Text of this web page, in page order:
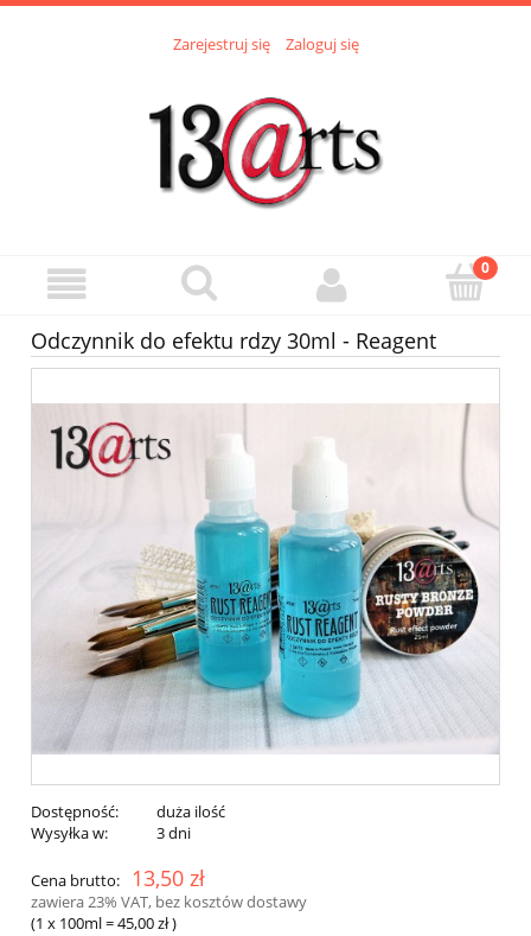
Zarejestruj się Zaloguj się
Odczynnik do efektu rdzy 30ml - Reagent
Dostępność:
duża ilość
Wysyłka w:
3 dni
Cena brutto: 13,50 zł
zawiera 23% VAT, bez kosztów dostawy
(1 x 100ml=45,00 zł)